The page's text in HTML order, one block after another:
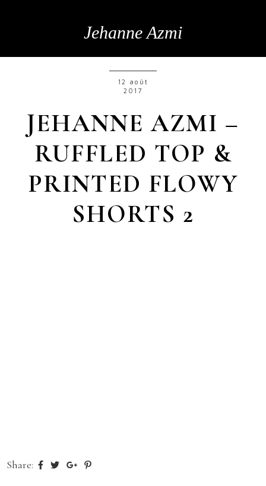
Jehanne Azmi
12 août
2017
JEHANNE AZMI –
RUFFLED TOP &
PRINTED FLOWY
SHORTS 2
Share: